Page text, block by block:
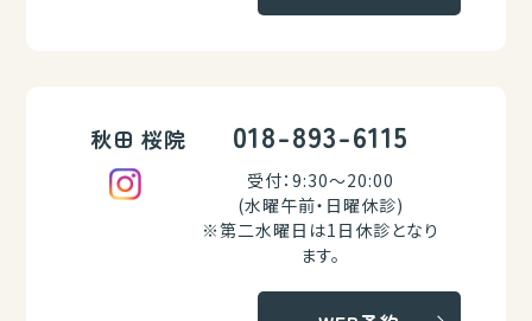
秋田 桜院 018-893-6115
受付：9:30～20:00
(水曜午前・日曜休診)
※第二水曜日は1日休診となり
ます。